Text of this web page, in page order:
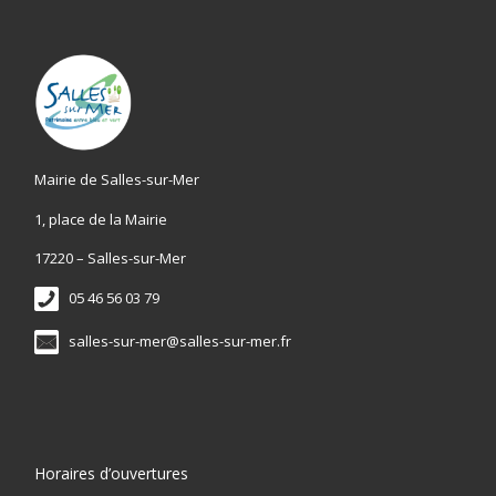
Mairie de Salles-sur-Mer
1, place de la Mairie
17220 – Salles-sur-Mer
05 46 56 03 79
salles-sur-mer@salles-sur-mer.fr
Horaires d’ouvertures